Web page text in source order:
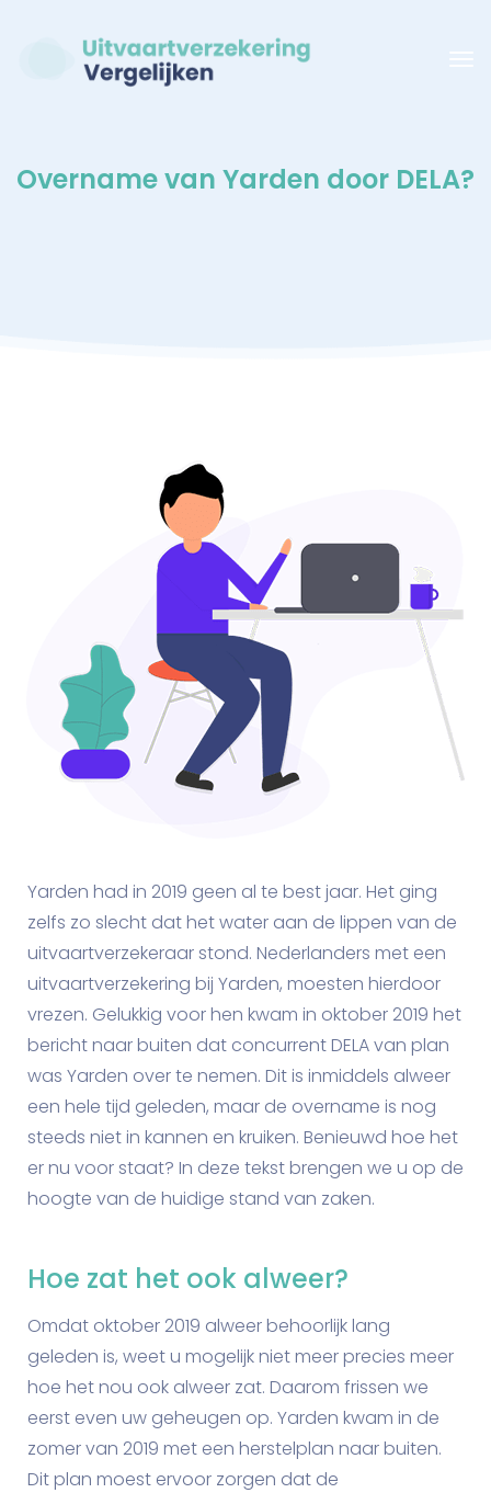
Overname van Yarden door DELA?
Yarden had in 2019 geen al te best jaar. Het ging
zelfs zo slecht dat het water aan de lippen van de
uitvaartverzekeraar stond. Nederlanders met een
uitvaartverzekering bij Yarden, moesten hierdoor
vrezen. Gelukkig voor hen kwam in oktober 2019 het
bericht naar buiten dat concurrent DELA van plan
was Yarden over te nemen. Dit is inmiddels alweer
een hele tijd geleden, maar de overname is nog
steeds niet in kannen en kruiken. Benieuwd hoe het
er nu voor staat? In deze tekst brengen we u op de
hoogte van de huidige stand van zaken.
Hoe zat het ook alweer?
Omdat oktober 2019 alweer behoorlijk lang
geleden is, weet u mogelijk niet meer precies meer
hoe het nou ook alweer zat. Daarom frissen we
eerst even uw geheugen op. Yarden kwam in de
zomer van 2019 met een herstelplan naar buiten.
Dit plan moest ervoor zorgen dat de